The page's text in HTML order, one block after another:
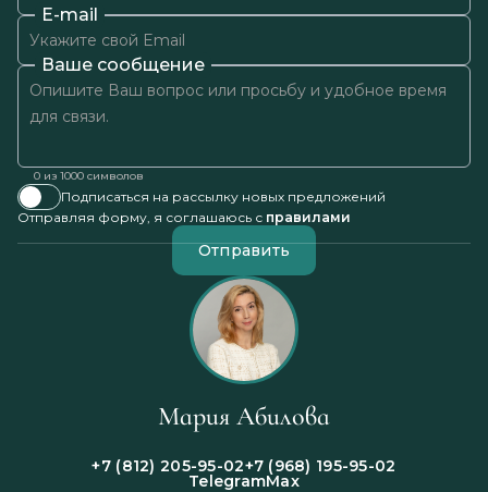
E-mail
0 из 1000 символов
Ваше сообщение
Подписаться на рассылку новых предложений
Отправляя форму, я соглашаюсь с правилами
Отправить
Мария Абилова
+7 (812) 205-95-02+7 (968) 195-95-02
TelegramMax